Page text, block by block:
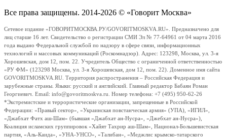
Все права защищены. 2014-2026 © «Говорит Москва»
Сетевое издание «ГОВОРИТМОСКВА.РУ/GOVORITMOSKVA.RU». Предназначено для
лиц старше 16 лет. Свидетельство о регистрации СМИ Эл № 77-64961 от 04 марта 2016
года выдано Федеральной службой по надзору в сфере связи, информационных
технологий и массовых коммуникаций (Роскомнадзор). Адрес: 123298, Москва, ул. 3-я
Хорошевская, дом 12, пом. 22. Учредитель Общество с ограниченной ответственностью
«РУ ФМ» (123298 Москва, ул. 3-я Хорошевская, дом 12, пом. 22). Доменное имя сайта
GOVORITMOSKVA.RU. Территория распространения – Российская Федерация и
зарубежные страны. Языки: русский и английский. Главный редактор Бабаян Роман
Георгиевич. Email: info@govoritmoskva.ru. Номер телефона: +7 (495) 950-62-26
*Экстремистские и террористические организации, запрещенные в Российской
Федерации: «Правый сектор», «Украинская повстанческая армия» (УПА), «ИГИЛ»,
«Джабхат Фатх аш-Шам» (бывшая «Джабхат ан-Нусра», «Джебхат ан-Нусра»),
Коалиция исламских группировок «Хайят Тахрир аш-Шам», Национал-Большевистская
партия, «Аль-Каида», «УНА-УНСО», «Талибан», «Меджлис крымско-татарского